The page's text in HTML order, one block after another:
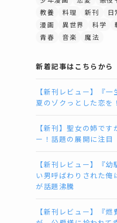
教養
料理 新刊 日
漫画
異世界 科学
青春
音楽 魔法
新着記事はこちらから
【新刊レビュー】『
夏のゾクっとした恋を
【新刊】聖女の姉で
ー！話題の展開に注目
【新刊レビュー】『
い男呼ばわりされた俺
が話題沸騰
【新刊レビュー】『